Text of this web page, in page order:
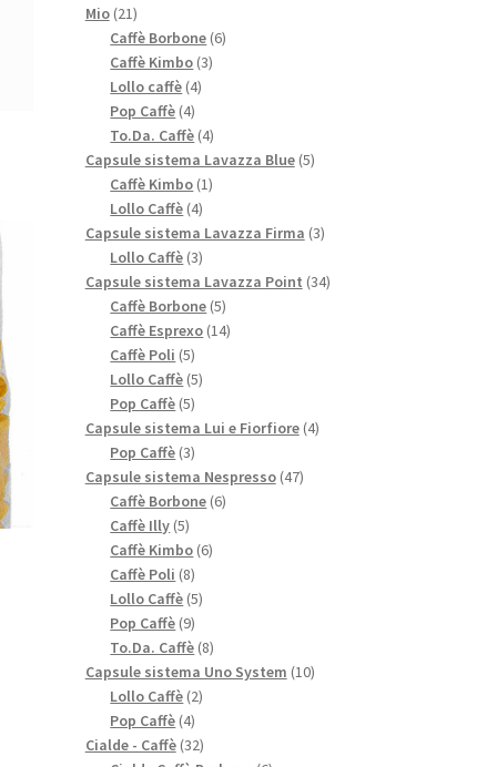
Mio 2121
prodotti
Caffè Borbone 66
Caffè Kimbo 33
Lollo caffè 44
Pop Caffè 44
prodotti
To.Da. Caffè 44
prodotti
Capsule sistema Lavazza Blue 55
Caffè Kimbo 11
Lollo Caffè 44
prodotti
Capsule sistema Lavazza Firma 33
Lollo Caffè 33
prodotti
Capsule sistema Lavazza Point 3434
Caffè Borbone 55
prodotti
Caffè Esprexo 1414
Caffè Poli 55
prodotti
Lollo Caffè 55
Pop Caffè 55
prodotti
Capsule sistema Lui e Fiorfiore 44
Pop Caffè 33
prodotti
Capsule sistema Nespresso 4747
Caffè Borbone 66
Caffè Illy 55
prodotti
Caffè Kimbo 66
Caffè Poli 88
prodotti
Lollo Caffè 55
Pop Caffè 99
prodotti
To.Da. Caffè 88
prodotti
Capsule sistema Uno System 1010
Lollo Caffè 22
Pop Caffè 44
prodotti
Cialde - Caffè 3232